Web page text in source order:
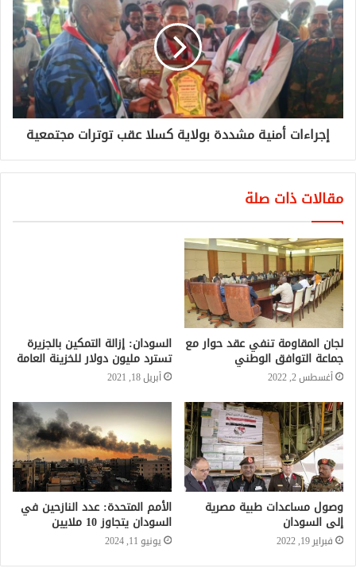
إجراءات أمنية مشددة بولاية كسلا عقب توترات مجتمعية
مقالات ذات صلة
لجان المقاومة تنفي عقد حوار مع
جماعة التوافق الوطني
أغسطس 2, 2022
السودان: إزالة التمكين بالجزيرة
تسترد مليون دولار للخزينة العامة
أبريل 18, 2021
وصول مساعدات طبية مصرية
إلى السودان
فبراير 19, 2022
الأمم المتحدة: عدد النازحين في
السودان يتجاوز 10 ملايين
يونيو 11, 2024